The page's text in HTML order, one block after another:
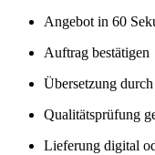
Angebot in 60
Auftrag bestätigen
Übersetzung
Qualitätsprüfung
Lieferung digital